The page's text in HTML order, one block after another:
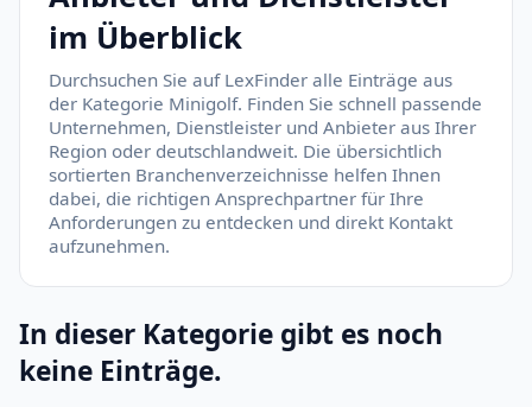
im Überblick
Durchsuchen Sie auf LexFinder alle Einträge aus
der Kategorie Minigolf. Finden Sie schnell passende
Unternehmen, Dienstleister und Anbieter aus Ihrer
Region oder deutschlandweit. Die übersichtlich
sortierten Branchenverzeichnisse helfen Ihnen
dabei, die richtigen Ansprechpartner für Ihre
Anforderungen zu entdecken und direkt Kontakt
aufzunehmen.
In dieser Kategorie gibt es noch
keine Einträge.